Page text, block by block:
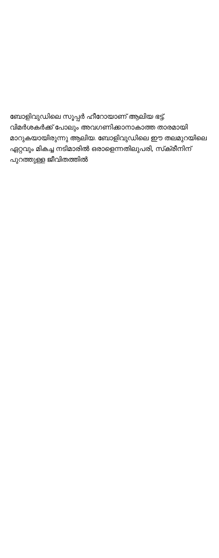
ബോളിവുഡിലെ സൂപ്പർ ഹീറോയാണ് ആലിയ ഭട്ട്.
വിമർശകർക്ക് പോലും അവഗണിക്കാനാകാത്ത താരമായി
മാറുകയായിരുന്നു ആലിയ. ബോളിവുഡിലെ ഈ തലമുറയിലെ
ഏറ്റവും മികച്ച നടിമാരിൽ ഒരാളെന്നതിലുപരി, സ്‌ക്രീനിന്
പുറത്തുള്ള ജീവിതത്തിൽ